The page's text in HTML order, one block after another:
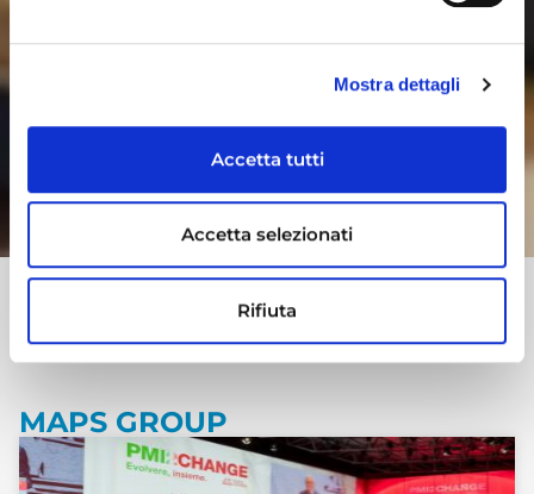
Mostra dettagli
Accetta tutti
Accetta selezionati
Rifiuta
LE NOTIZIE DEL GRUPPO
MAPS GROUP